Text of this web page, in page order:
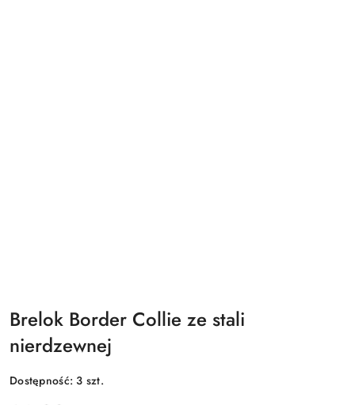
Brelok Border Collie ze stali
nierdzewnej
Dostępność:3 szt.